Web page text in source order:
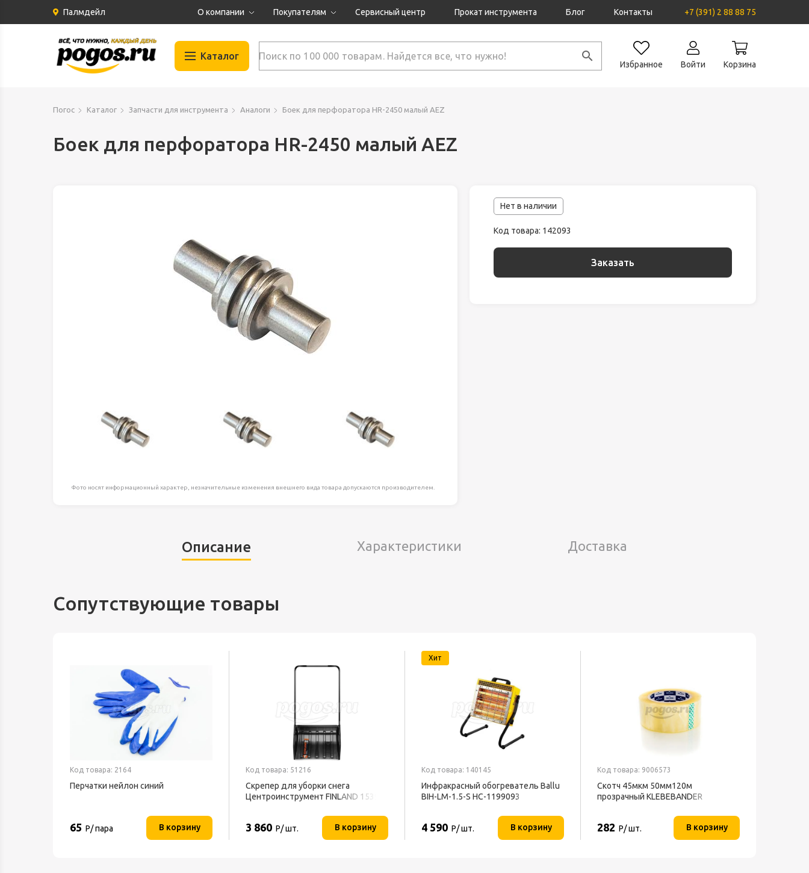
Палмдейл О компании
Партнеры
Документация
Покупателям
Как оформить заказ?
Сервисный центр Прокат инструмента Блог Контакты +7 (391) 2 88 88 75
Каталог
Газосварка
Запчасти для инструмента
Оборудование
Оборудование для работ на
высоте
Пневматика, Гидравлика
Промышленная химия
Скобяные изделия
Избранное Войти Корзина
Погос Каталог Запчасти для инструмента Аналоги Боек для перфоратора HR-2450 малый AEZ
Боек для перфоратора HR-2450 малый AEZ
Фото носят информационный характер, незначительные изменения внешнего вида товара допускаются производителем.
Нет в наличии
Код товара: 142093
Заказать
Описание Характеристики Доставка
Сопутствующие товары
Код товара: 2164
Перчатки нейлон синий
65 Р/ пара В корзину
Код товара: 51216
Скрепер для уборки снега
Центроинструмент FINLAND 1539
3 860 Р/ шт. В корзину
Хит
Код товара: 140145
Инфракрасный обогреватель Ballu
BIH-LM-1.5-S НС-1199093
4 590 Р/ шт. В корзину
Код товара: 9006573
Скотч 45мкм 50мм120м
прозрачный KLEBEBANDER
282 Р/ шт. В корзину